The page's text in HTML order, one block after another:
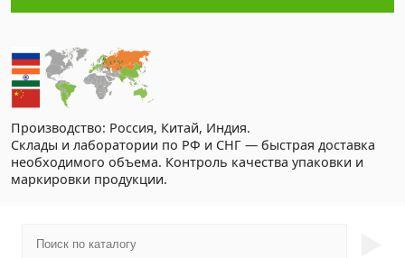
Производство: Россия, Китай, Индия.
Склады и лаборатории по РФ и СНГ — быстрая доставка
необходимого объема. Контроль качества упаковки и
маркировки продукции.